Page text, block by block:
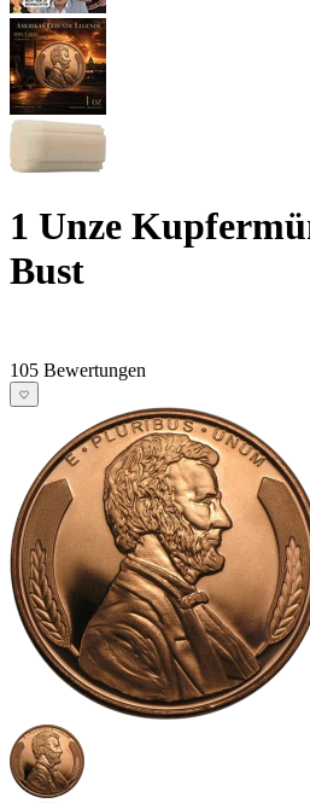
1 Unze
Bust
105 Bewertungen